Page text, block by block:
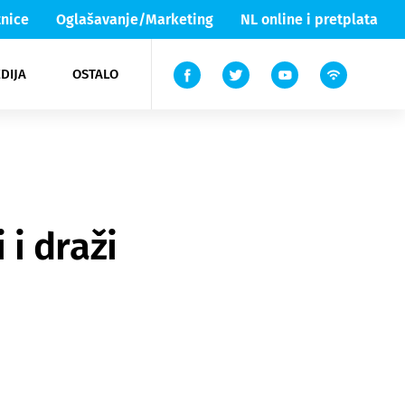
Oglašavanje/Marketing NL online i pretplata
OSTALO
Lika & Senj
TV
i draži